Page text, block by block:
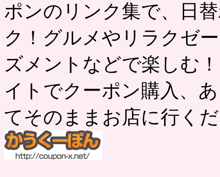
ポンのリンク集で、日
ク！グルメやリラクゼ
ズメントなどで楽しむ
イトでクーポン購入、
てそのままお店に行く